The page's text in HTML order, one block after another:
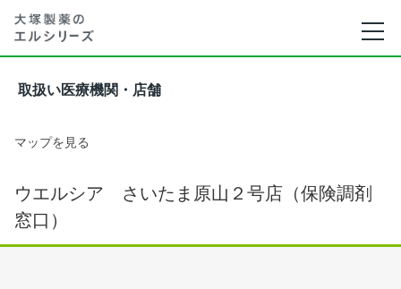
取扱い医療機関・店舗
マップを見る
ウエルシア さいたま原山２号店（保険調剤
窓口）